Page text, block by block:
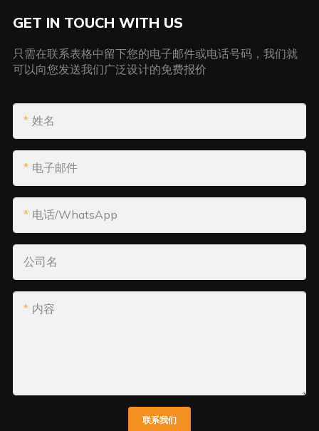
GET IN TOUCH WITH US
只需在联系表格中留下您的电子邮件或电话号码，我们就
可以向您发送我们广泛设计的免费报价
姓名
电子邮件
电话/WhatsApp
公司名
内容
联系我们